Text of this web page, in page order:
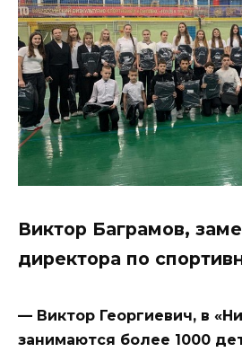
Виктор Баграмов,
директора по
— Виктор Георгиевич, в
занимаются более 1000